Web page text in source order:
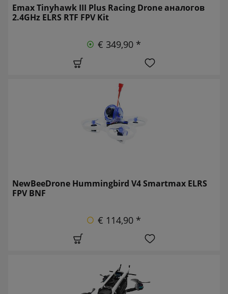
Emax Tinyhawk III Plus Racing Drone аналогов
2.4GHz ELRS RTF FPV Kit
€ 349,90 *
NewBeeDrone Hummingbird V4 Smartmax ELRS
FPV BNF
€ 114,90 *